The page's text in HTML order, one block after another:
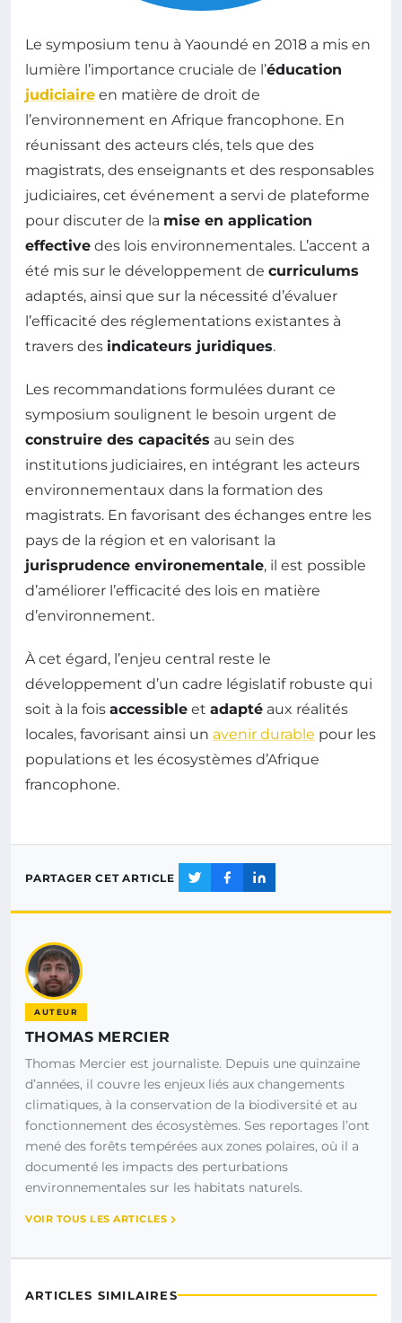
Le symposium tenu à Yaoundé en 2018 a mis en
lumière l’importance cruciale de l’éducation
judiciaire en matière de droit de
l’environnement en Afrique francophone. En
réunissant des acteurs clés, tels que des
magistrats, des enseignants et des responsables
judiciaires, cet événement a servi de plateforme
pour discuter de la mise en application
effective des lois environnementales. L’accent a
été mis sur le développement de curriculums
adaptés, ainsi que sur la nécessité d’évaluer
l’efficacité des réglementations existantes à
travers des indicateurs juridiques.
Les recommandations formulées durant ce
symposium soulignent le besoin urgent de
construire des capacités au sein des
institutions judiciaires, en intégrant les acteurs
environnementaux dans la formation des
magistrats. En favorisant des échanges entre les
pays de la région et en valorisant la
jurisprudence environementale, il est possible
d’améliorer l’efficacité des lois en matière
d’environnement.
À cet égard, l’enjeu central reste le
développement d’un cadre législatif robuste qui
soit à la fois accessible et adapté aux réalités
locales, favorisant ainsi un avenir durable pour les
populations et les écosystèmes d’Afrique
francophone.
PARTAGER CET ARTICLE
AUTEUR
THOMAS MERCIER
Thomas Mercier est journaliste. Depuis une quinzaine
d’années, il couvre les enjeux liés aux changements
climatiques, à la conservation de la biodiversité et au
fonctionnement des écosystèmes. Ses reportages l’ont
mené des forêts tempérées aux zones polaires, où il a
documenté les impacts des perturbations
environnementales sur les habitats naturels.
VOIR TOUS LES ARTICLES
ARTICLES SIMILAIRES